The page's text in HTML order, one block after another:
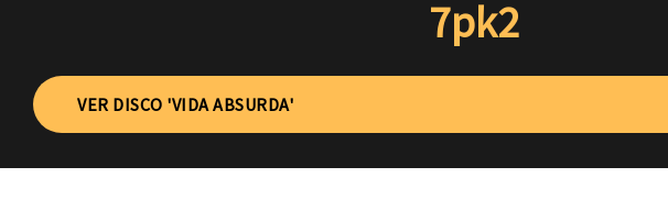
7pk2
VER DISCO 'VIDA ABSURDA'